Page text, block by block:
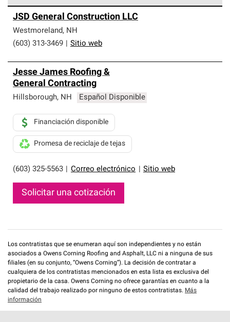
parte de una red exclusiva de profesionales de techos
que cumplen con altos estándares y requisitos estrictos
de profesionalismo y confiabilidad.
JSD General Construction LLC
Westmoreland, NH
(603) 313-3469
Sitio web
Jesse James Roofing &
General Contracting
Hillsborough, NH Español Disponible
(603) 325-5563 Correo electrónico Sitio web
Financiación disponible
Promesa de reciclaje de tejas
Solicitar una cotización
Los contratistas que se enumeran aquí son independientes y no están
asociados a Owens Corning Roofing and Asphalt, LLC ni a ninguna de sus
filiales (en su conjunto, “Owens Corning”). La decisión de contratar a
cualquiera de los contratistas mencionados en esta lista es exclusiva del
propietario de la casa. Owens Corning no ofrece garantías en cuanto a la
calidad del trabajo realizado por ninguno de estos contratistas. Más
información